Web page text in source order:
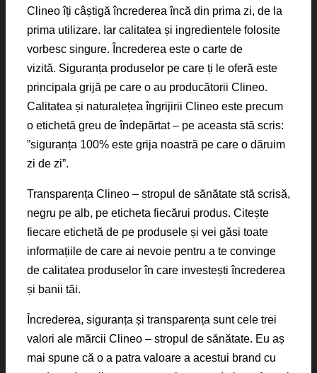
Clineo îți câștigă încrederea încă din prima zi, de la
prima utilizare. Iar calitatea și ingredientele folosite
vorbesc singure. Încrederea este o carte de
vizită. Siguranța produselor pe care ți le oferă este
principala grijă pe care o au producătorii Clineo.
Calitatea și naturalețea îngrijirii Clineo este precum
o etichetă greu de îndepărtat – pe aceasta stă scris:
”siguranța 100% este grija noastră pe care o dăruim
zi de zi”.
Transparența Clineo – stropul de sănătate stă scrisă,
negru pe alb, pe eticheta fiecărui produs. Citește
fiecare etichetă de pe produsele și vei găsi toate
informațiile de care ai nevoie pentru a te convinge
de calitatea produselor în care investești încrederea
și banii tăi.
Încrederea, siguranța și transparența sunt cele trei
valori ale mărcii Clineo – stropul de sănătate. Eu aș
mai spune că o a patra valoare a acestui brand cu